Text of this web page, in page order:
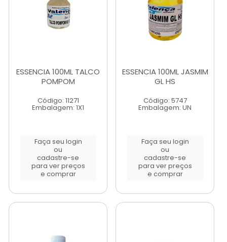
ESSENCIA 100ML TALCO
POMPOM
Código: 11271
Embalagem: 1X1
Faça seu login
ou
cadastre-se
para ver preços
e comprar
ESSENCIA 100ML JASMIM
GL HS
Código: 5747
Embalagem: UN
Faça seu login
ou
cadastre-se
para ver preços
e comprar